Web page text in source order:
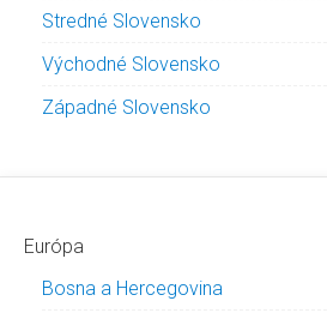
Stredné Slovensko
Východné Slovensko
Západné Slovensko
Európa
Bosna a Hercegovina